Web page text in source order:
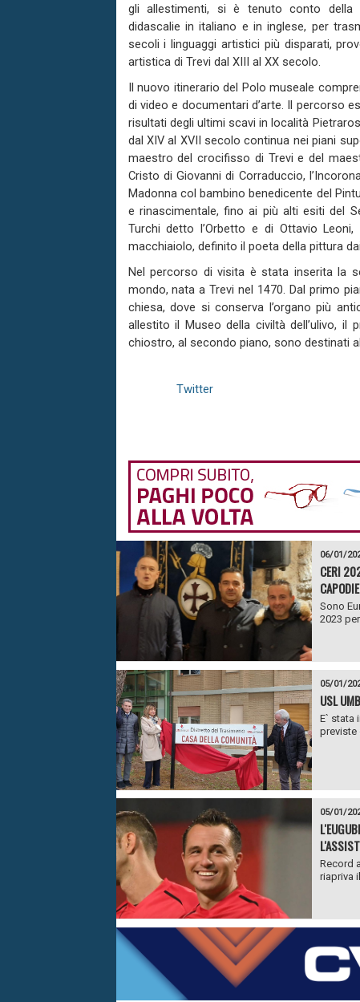
gli allestimenti, si è tenuto conto della
didascalie in italiano e in inglese, per
secoli i linguaggi artistici più disparati,
artistica di Trevi dal XIII al XX secolo.
Il nuovo itinerario del Polo museale
di video e documentari d’arte. Il percorso
risultati degli ultimi scavi in località
dal XIV al XVII secolo continua nei piani
maestro del crocifisso di Trevi e del
Cristo di Giovanni di Corraduccio,
Madonna col bambino benedicente del
e rinascimentale, fino ai più alti esiti del
Turchi detto l’Orbetto e di Ottavio
macchiaiolo, definito il poeta della pittura
Nel percorso di visita è stata inserita la
mondo, nata a Trevi nel 1470. Dal primo
chiesa, dove si conserva l’organo più
allestito il Museo della civiltà dell’ulivo, il
chiostro, al secondo piano, sono destinati
Twitter
06/01/
CERI
Sono
2023
05/01/
USL
E` stata
previste
05/01/
Record
riapriva